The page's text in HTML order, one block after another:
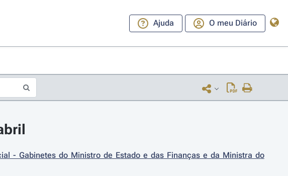
Ajuda O meu Diário
- Gabinetes do Ministro de Estado e das Finanças e da Ministra do